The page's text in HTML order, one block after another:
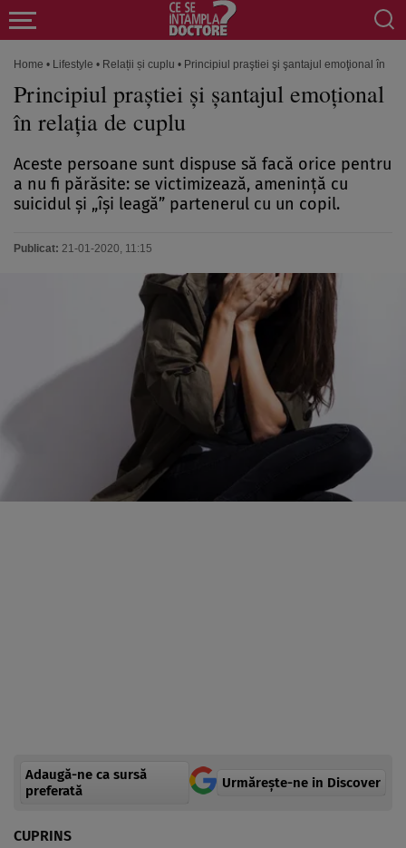
Home • Lifestyle • Relații și cuplu • Principiul praştiei şi şantajul emoţional în
Principiul praştiei şi şantajul emoţional
în relaţia de cuplu
Aceste persoane sunt dispuse să facă orice pentru
a nu fi părăsite: se victimizează, ameninţă cu
suicidul şi „îşi leagă” partenerul cu un copil.
Publicat: 21-01-2020, 11:15
Adaugă-ne ca sursă
preferată
Urmărește-ne in Discover
CUPRINS